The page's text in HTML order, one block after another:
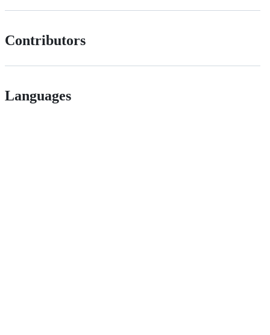
Contributors
Languages